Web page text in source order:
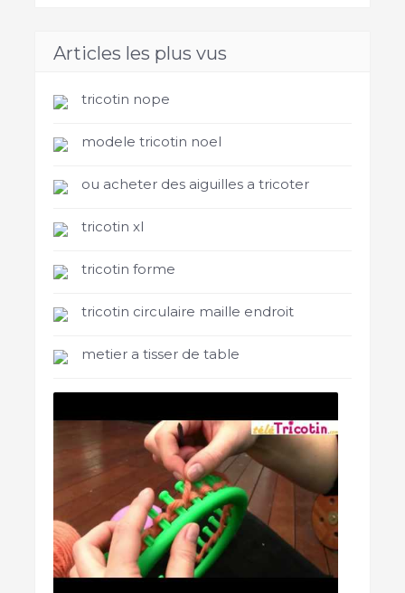
Articles les plus vus
tricotin nope
modele tricotin noel
ou acheter des aiguilles a tricoter
tricotin xl
tricotin forme
tricotin circulaire maille endroit
metier a tisser de table